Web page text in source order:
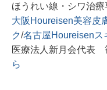
ほうれい線・シワ治
大阪Houreisen美容皮
ク/名古屋Houreisenス
医療法人新月会代表
ら